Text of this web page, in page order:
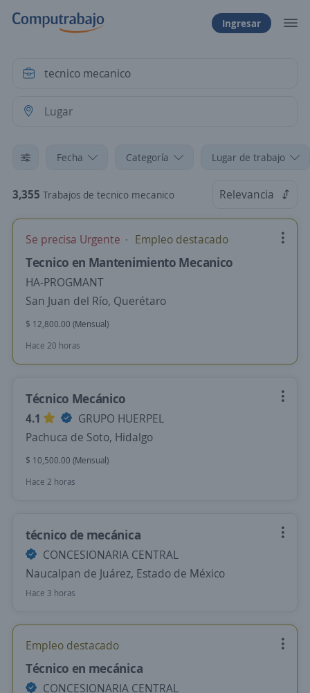
Ingresar
Fecha Categoría Lugar de trabajo
3,355 Trabajos de tecnico mecanico Relevancia
Se precisa Urgente Empleo destacado
Tecnico en Mantenimiento Mecanico
HA-PROGMANT
San Juan del Río, Querétaro
$ 12,800.00 (Mensual)
Hace 20 horas
Técnico Mecánico
4.1
GRUPO HUERPEL
Pachuca de Soto, Hidalgo
$ 10,500.00 (Mensual)
Hace 2 horas
técnico de mecánica
CONCESIONARIA CENTRAL
Naucalpan de Juárez, Estado de México
Hace 3 horas
Empleo destacado
Técnico en mecánica
CONCESIONARIA CENTRAL